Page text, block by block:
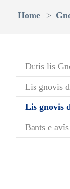
Home
Dutis lis
Lis gnovis
Lis gnovis
Bants e avîs